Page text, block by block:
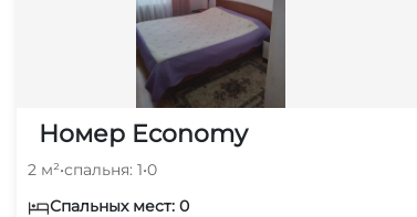
Номер Economy
2 м²•спальня: 1•0
Спальных мест: 0